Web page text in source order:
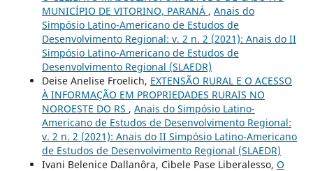
MUNICÍPIO DE VITORINO, PARANÁ , Anais do
Simpósio Latino-Americano de Estudos de
Desenvolvimento Regional: v. 2 n. 2 (2021): Anais do II
Simpósio Latino-Americano de Estudos de
Desenvolvimento Regional (SLAEDR)
Deise Anelise Froelich, EXTENSÃO RURAL E O ACESSO
À INFORMAÇÃO EM PROPRIEDADES RURAIS NO
NOROESTE DO RS , Anais do Simpósio Latino-
Americano de Estudos de Desenvolvimento Regional:
v. 2 n. 2 (2021): Anais do II Simpósio Latino-Americano
de Estudos de Desenvolvimento Regional (SLAEDR)
Ivani Belenice Dallanôra, Cibele Pase Liberalesso, O